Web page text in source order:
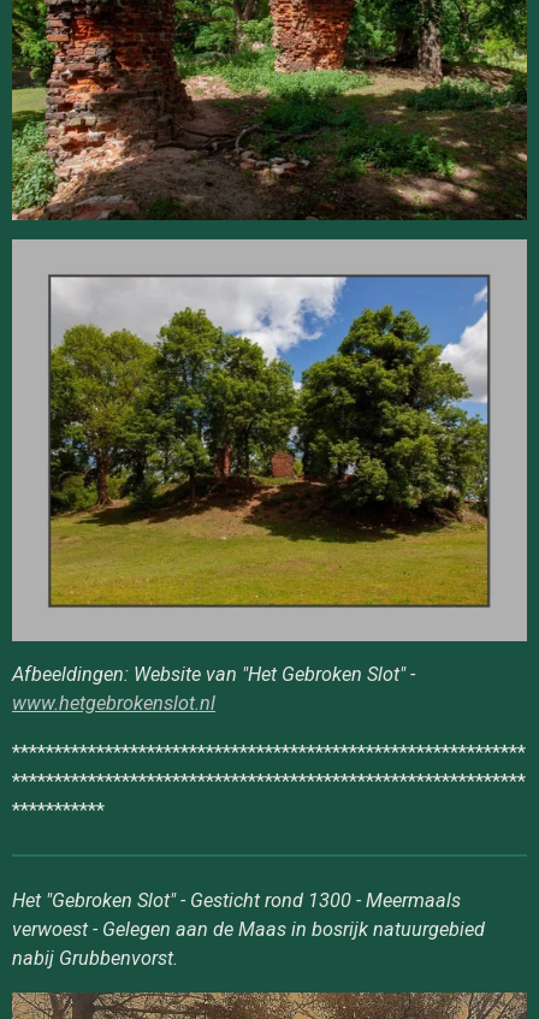
Afbeeldingen: Website van "Het Gebroken Slot" -
www.hetgebrokenslot.nl
*************************************************************
*************************************************************
***********
Het "Gebroken Slot" - Gesticht rond 1300 - Meermaals
verwoest - Gelegen aan de Maas in bosrijk natuurgebied
nabij Grubbenvorst.